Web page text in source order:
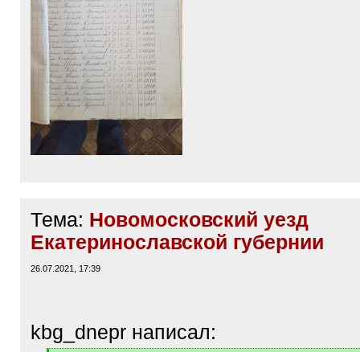
Тема: Новомосковский уезд
Екатеринославской губернии
26.07.2021, 17:39
kbg_dnepr написал: